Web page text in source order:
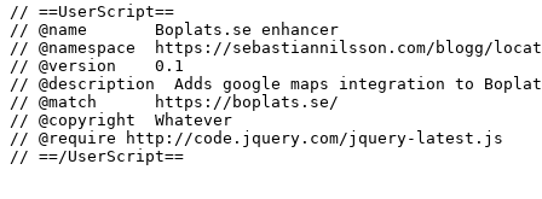
// ==UserScript==
// @name       Boplats.se enhancer
// @namespace  https://sebastiannilsson.com/blogg/
// @version    0.1
// @description  Adds google maps integration to
// @match      https://boplats.se/
// @copyright  Whatever
// @require http://code.jquery.com/jquery-latest.js
// ==/UserScript==